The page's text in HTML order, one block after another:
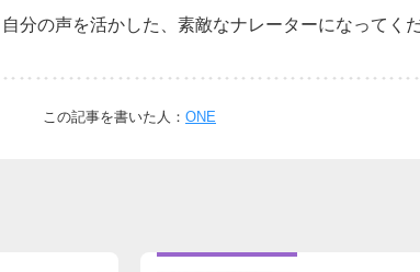
分の声を活かした、素敵なナレーターになってくだ
この記事を書いた人： ONE